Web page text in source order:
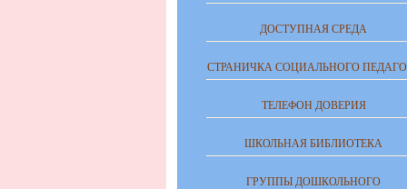
ДОСТУПНАЯ СРЕДА
СТРАНИЧКА СОЦИАЛЬНОГО
ТЕЛЕФОН ДОВЕРИЯ
ШКОЛЬНАЯ БИБЛИОТЕКА
ГРУППЫ ДОШКОЛЬНОГО